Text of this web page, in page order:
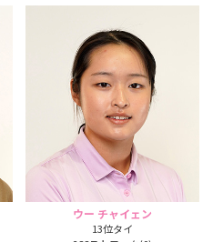
ウー チャイェン
13位タイ